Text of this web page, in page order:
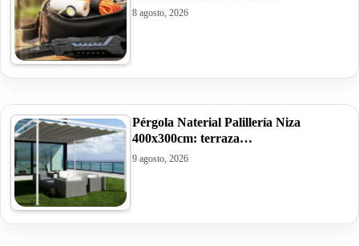
8 agosto, 2026
Pérgola Naterial Palillería Niza
400x300cm: terraza…
9 agosto, 2026